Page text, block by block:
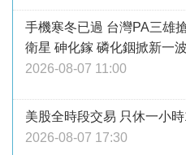
手機寒冬已過 台灣PA三雄
衛星 砷化鎵 磷化銦掀新一
2026-08-07 11:00
美股全時段交易 只休一小
2026-08-07 17:30